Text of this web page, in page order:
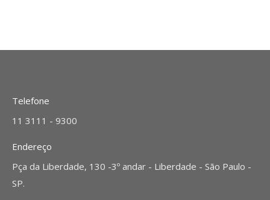
Telefone
11 3111 - 9300
Endereço
Pça da Liberdade, 130 -3º andar - Liberdade - São Paulo -
SP.